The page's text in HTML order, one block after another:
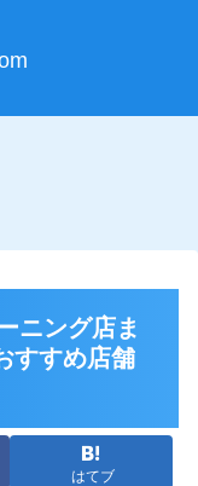
ニング店ま
すすめ店舗
はてブ